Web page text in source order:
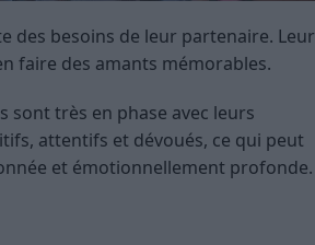
des besoins de leur partenaire. Leur
faire des amants mémorables.
sont très en phase avec leurs
attentifs et dévoués, ce qui peut
et émotionnellement profonde.